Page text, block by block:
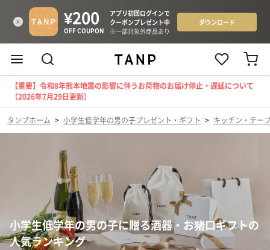
【重要】令和8年熊本地震の影響に伴うお荷物のお届け停止・遅延について
（2026年7月29日更新）
タンプホーム > 小学生低学年の男の子プレゼント・ギフト > キッチン・テー
小学生低学年の男の子に贈る酒器・お猪口ギフトの
人気ランキング